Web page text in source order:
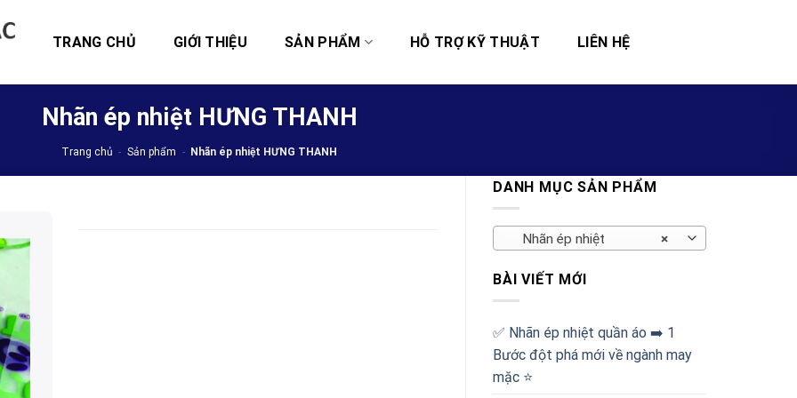
TRANG CHỦ GIỚI THIỆU SẢN PHẨM HỖ TRỢ KỸ THUẬT LIÊN HỆ
Nhãn ép nhiệt HƯNG THANH
Trang chủ - Sản phẩm - Nhãn ép nhiệt HƯNG THANH
DANH MỤC SẢN PHẨM
×
Nhãn ép nhiệt
BÀI VIẾT MỚI
✅‪ Nhãn ép nhiệt quần áo ➡️ 1
Bước đột phá mới về ngành may
mặc ⭐️